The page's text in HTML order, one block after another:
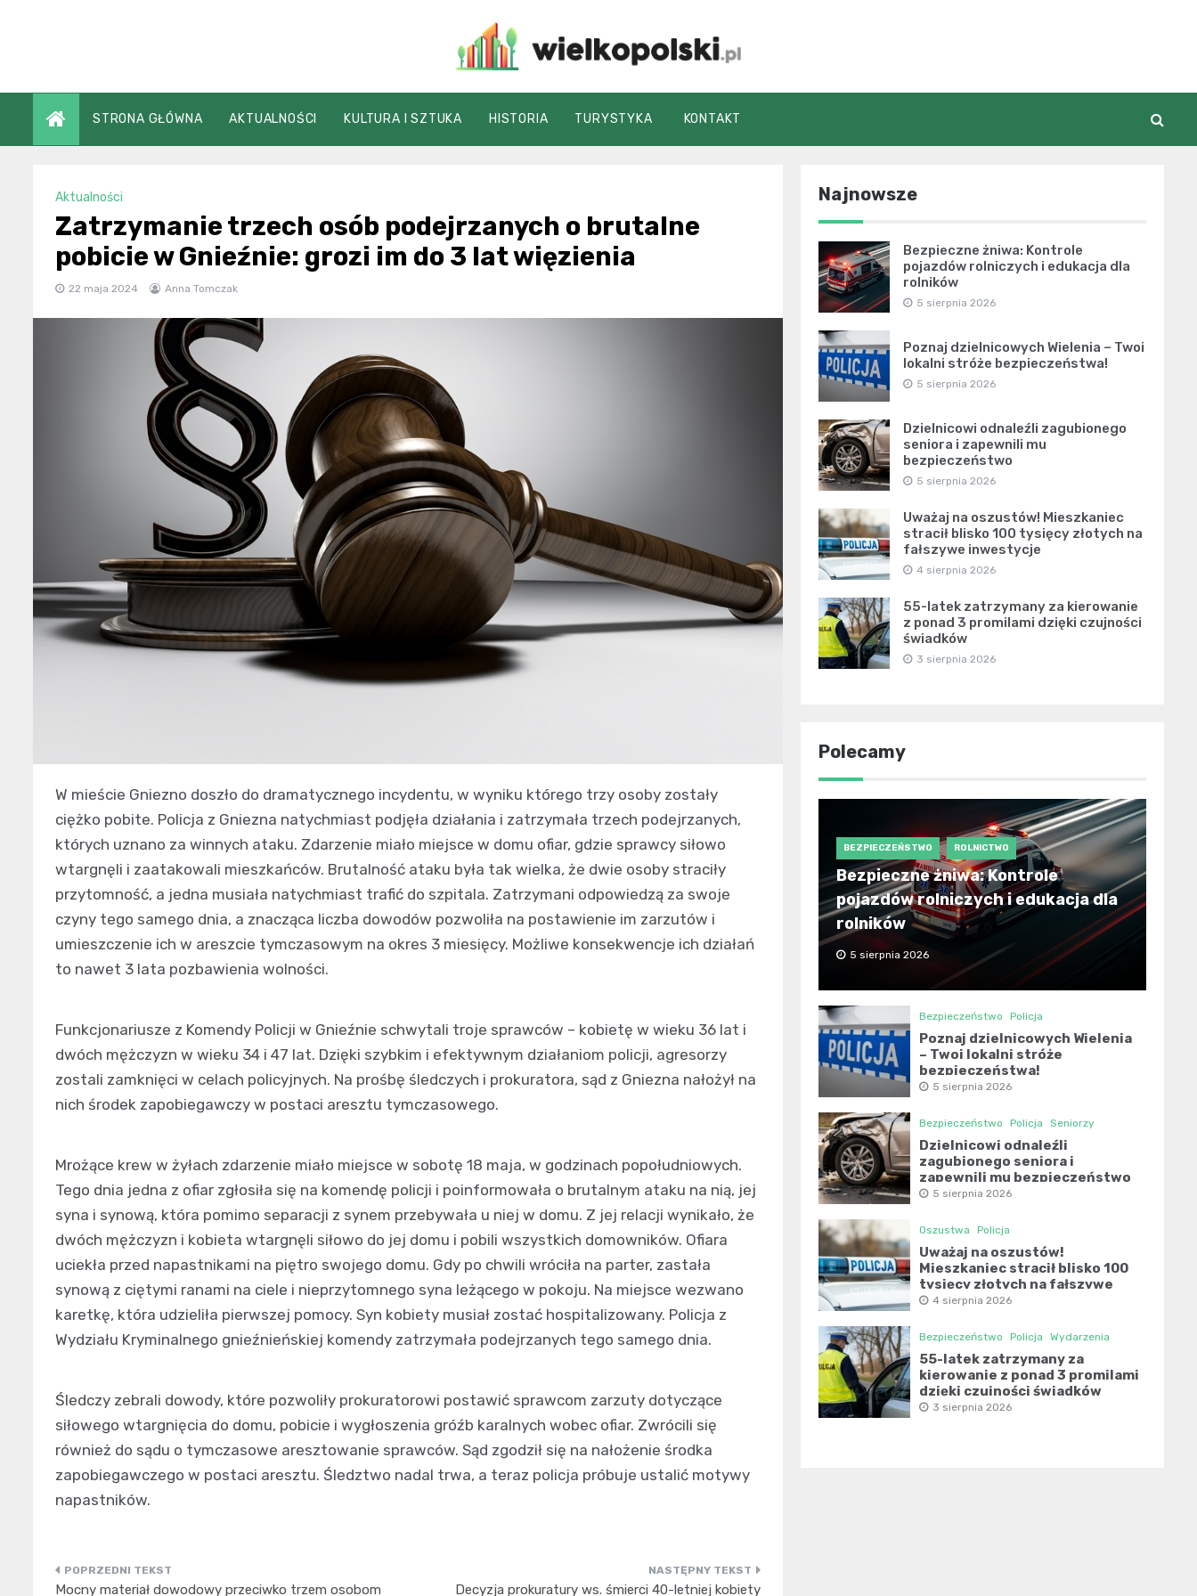
wielkopolski.pl
STRONA GŁÓWNA AKTUALNOŚCI KULTURA I SZTUKA HISTORIA TURYSTYKA KONTAKT
Aktualności
Zatrzymanie trzech osób podejrzanych o brutalne
pobicie w Gnieźnie: grozi im do 3 lat więzienia
22 maja 2024 Anna Tomczak
W mieście Gniezno doszło do dramatycznego incydentu, w wyniku którego trzy osoby zostały
ciężko pobite. Policja z Gniezna natychmiast podjęła działania i zatrzymała trzech podejrzanych,
których uznano za winnych ataku. Zdarzenie miało miejsce w domu ofiar, gdzie sprawcy siłowo
wtargnęli i zaatakowali mieszkańców. Brutalność ataku była tak wielka, że dwie osoby straciły
przytomność, a jedna musiała natychmiast trafić do szpitala. Zatrzymani odpowiedzą za swoje
czyny tego samego dnia, a znacząca liczba dowodów pozwoliła na postawienie im zarzutów i
umieszczenie ich w areszcie tymczasowym na okres 3 miesięcy. Możliwe konsekwencje ich działań
to nawet 3 lata pozbawienia wolności.
Funkcjonariusze z Komendy Policji w Gnieźnie schwytali troje sprawców – kobietę w wieku 36 lat i
dwóch mężczyzn w wieku 34 i 47 lat. Dzięki szybkim i efektywnym działaniom policji, agresorzy
zostali zamknięci w celach policyjnych. Na prośbę śledczych i prokuratora, sąd z Gniezna nałożył na
nich środek zapobiegawczy w postaci aresztu tymczasowego.
Mrożące krew w żyłach zdarzenie miało miejsce w sobotę 18 maja, w godzinach popołudniowych.
Tego dnia jedna z ofiar zgłosiła się na komendę policji i poinformowała o brutalnym ataku na nią, jej
syna i synową, która pomimo separacji z synem przebywała u niej w domu. Z jej relacji wynikało, że
dwóch mężczyzn i kobieta wtargnęli siłowo do jej domu i pobili wszystkich domowników. Ofiara
uciekła przed napastnikami na piętro swojego domu. Gdy po chwili wróciła na parter, zastała
synową z ciętymi ranami na ciele i nieprzytomnego syna leżącego w pokoju. Na miejsce wezwano
karetkę, która udzieliła pierwszej pomocy. Syn kobiety musiał zostać hospitalizowany. Policja z
Wydziału Kryminalnego gnieźnieńskiej komendy zatrzymała podejrzanych tego samego dnia.
Śledczy zebrali dowody, które pozwoliły prokuratorowi postawić sprawcom zarzuty dotyczące
siłowego wtargnięcia do domu, pobicie i wygłoszenia gróźb karalnych wobec ofiar. Zwrócili się
również do sądu o tymczasowe aresztowanie sprawców. Sąd zgodził się na nałożenie środka
zapobiegawczego w postaci aresztu. Śledztwo nadal trwa, a teraz policja próbuje ustalić motywy
napastników.
Nawigacja
Mocny materiał dowodowy przeciwko trzem osobom Decyzja prokuratury ws. śmierci 40-letniej kobiety
Najnowsze
Bezpieczne żniwa: Kontrole
pojazdów rolniczych i edukacja dla
rolników
5 sierpnia 2026
Poznaj dzielnicowych Wielenia – Twoi
lokalni stróże bezpieczeństwa!
5 sierpnia 2026
Dzielnicowi odnaleźli zagubionego
seniora i zapewnili mu
bezpieczeństwo
5 sierpnia 2026
Uważaj na oszustów! Mieszkaniec
stracił blisko 100 tysięcy złotych na
fałszywe inwestycje
4 sierpnia 2026
55-latek zatrzymany za kierowanie
z ponad 3 promilami dzięki czujności
świadków
3 sierpnia 2026
Polecamy
BEZPIECZEŃSTWO ROLNICTWO
Bezpieczne żniwa: Kontrole
pojazdów rolniczych i edukacja dla
rolników
5 sierpnia 2026
Bezpieczeństwo Policja
Poznaj dzielnicowych Wielenia
– Twoi lokalni stróże
bezpieczeństwa!
5 sierpnia 2026
Bezpieczeństwo Policja Seniorzy
Dzielnicowi odnaleźli
zagubionego seniora i
zapewnili mu bezpieczeństwo
5 sierpnia 2026
Oszustwa Policja
Uważaj na oszustów!
Mieszkaniec stracił blisko 100
tysięcy złotych na fałszywe
inwestycje
4 sierpnia 2026
Bezpieczeństwo Policja Wydarzenia
55-latek zatrzymany za
kierowanie z ponad 3 promilami
dzięki czujności świadków
3 sierpnia 2026